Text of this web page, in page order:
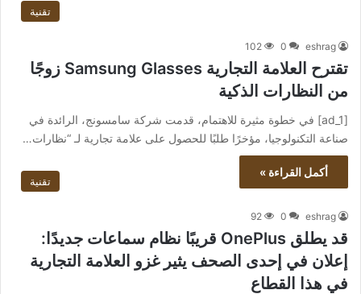
تقنية
eshrag
0
102
تقترح العلامة التجارية Samsung Glasses زوجًا
من النظارات الذكية
[ad_1] في خطوة مثيرة للاهتمام، قدمت شركة سامسونج، الرائدة في
صناعة التكنولوجيا، مؤخرًا طلبًا للحصول على علامة تجارية لـ “نظارات…
أكمل القراءة »
تقنية
eshrag
0
92
قد يطلق OnePlus قريبًا نظام سماعات جديدًا:
إعلان في إحدى الصحف يثير غزو العلامة التجارية
في هذا القطاع